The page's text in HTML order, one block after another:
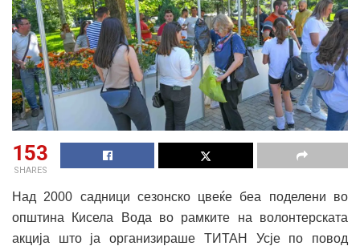
153
SHARES
Над 2000 садници сезонско цвеќе беа поделени во
општина Кисела Вода во рамките на волонтерската
акција што ја организираше ТИТАН Усје по повод